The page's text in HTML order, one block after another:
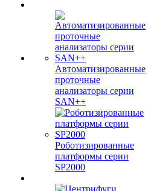
Автоматизированные
проточные
анализаторы серии
SAN++
Роботизированные
платформы серии
SP2000